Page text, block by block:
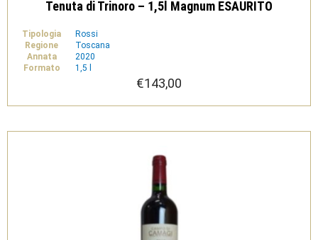
Tenuta di Trinoro – 1,5l Magnum ESAURITO
Tipologia
Rossi
Regione
Toscana
Annata
2020
Formato
1,5 l
€143,00